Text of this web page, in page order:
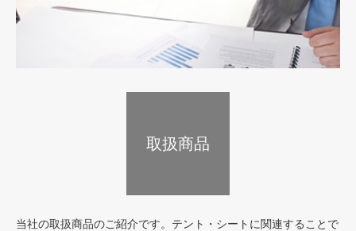
選ばれる理由
取扱商品
当社の取扱商品のご紹介です。テント・シートに関連することで